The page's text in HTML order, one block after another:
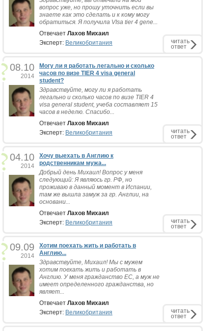
вопрос уже, но прошу уточнить если вы
знаете как это сделать и к кому могу
обратиться. Я получила VIsa tier 4 gene...
Отвечает Лахов Михаил
Эксперт: Великобритания читать
ответ
08.10
2014
Могу ли я работать легально и сколько
часов по визе TIER 4 visa general
student?
Здравствуйте, могу ли я работать
легально и сколько часов по визе TIER 4
visa general student, учеба составляет 15
часов в неделю. Спасибо...
Отвечает Лахов Михаил
Эксперт: Великобритания читать
ответ
04.10
2014
Хочу выехать в Англию к
родственникам мужа...
Добрый день Михаил! Вопрос у меня
следующий: Я являюсь гр. РФ, но
проживаю в данный момент в Испании,
там же вышла замуж за гр. Англии, на
основани...
Отвечает Лахов Михаил
Эксперт: Великобритания читать
ответ
09.09
2014
Хотим поехать жить и работать в
Англию...
Здравствуйте, Михаил! Мы с мужем
хотим поехать жить и работать в
Англию. У меня гражданство ЕС, а муж не
имеет определенного гражданства, но
являет...
Отвечает Лахов Михаил
Эксперт: Великобритания читать
ответ